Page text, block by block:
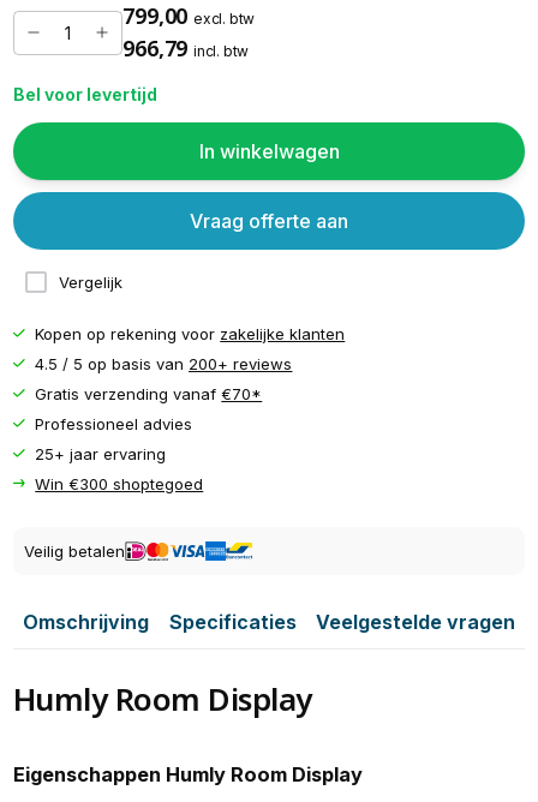
799,00 excl. btw
966,79 incl. btw
Bel voor levertijd
In winkelwagen
Vergelijk
Vraag offerte aan
Kopen op rekening voor zakelijke klanten
4.5 / 5 op basis van 200+ reviews
Gratis verzending vanaf€70*
Professioneel advies
25+ jaar ervaring
Win €300 shoptegoed
Veilig betalen
Omschrijving Specificaties Veelgestelde vragen
Humly Room Display
Eigenschappen Humly Room Display